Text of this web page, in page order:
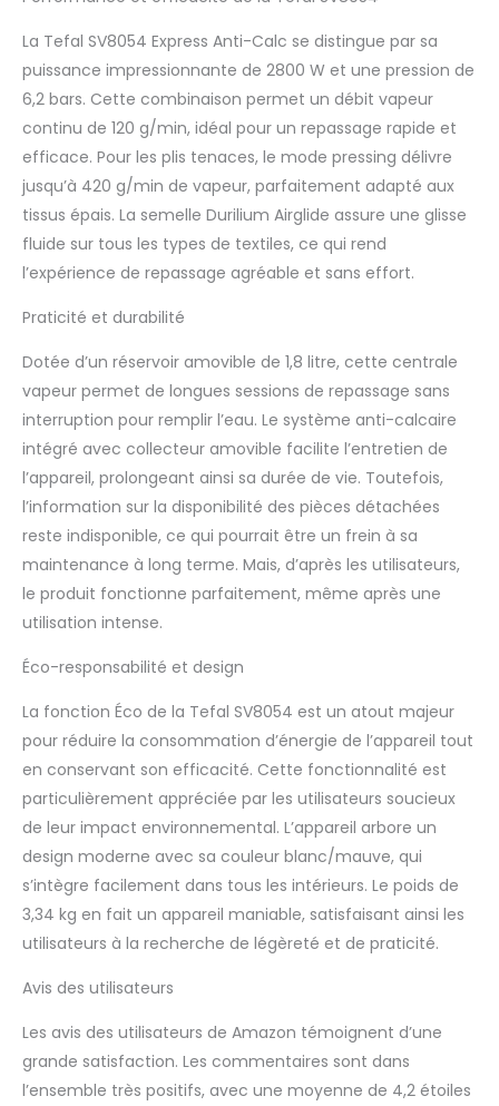
20 % d'économie
d'énergie grâce à la
fonction Éco. Contenu :
Tefal SV8054 Express
Centrale vapeur anti-
calcaire, manuel
d'utilisation (langue
française non
garantie).
La Tefal SV8054 Express Anti-Calc se distingue par sa
puissance impressionnante de 2800 W et une pression de
6,2 bars. Cette combinaison permet un débit vapeur
continu de 120 g/min, idéal pour un repassage rapide et
efficace. Pour les plis tenaces, le mode pressing délivre
jusqu’à 420 g/min de vapeur, parfaitement adapté aux
tissus épais. La semelle Durilium Airglide assure une glisse
fluide sur tous les types de textiles, ce qui rend
l’expérience de repassage agréable et sans effort.
Praticité et durabilité
Dotée d’un réservoir amovible de 1,8 litre, cette centrale
vapeur permet de longues sessions de repassage sans
interruption pour remplir l’eau. Le système anti-calcaire
intégré avec collecteur amovible facilite l’entretien de
l’appareil, prolongeant ainsi sa durée de vie. Toutefois,
l’information sur la disponibilité des pièces détachées
reste indisponible, ce qui pourrait être un frein à sa
maintenance à long terme. Mais, d’après les utilisateurs,
le produit fonctionne parfaitement, même après une
utilisation intense.
Éco-responsabilité et design
La fonction Éco de la Tefal SV8054 est un atout majeur
pour réduire la consommation d’énergie de l’appareil tout
en conservant son efficacité. Cette fonctionnalité est
particulièrement appréciée par les utilisateurs soucieux
de leur impact environnemental. L’appareil arbore un
design moderne avec sa couleur blanc/mauve, qui
s’intègre facilement dans tous les intérieurs. Le poids de
3,34 kg en fait un appareil maniable, satisfaisant ainsi les
utilisateurs à la recherche de légèreté et de praticité.
Avis des utilisateurs
Les avis des utilisateurs de Amazon témoignent d’une
grande satisfaction. Les commentaires sont dans
l’ensemble très positifs, avec une moyenne de 4,2 étoiles